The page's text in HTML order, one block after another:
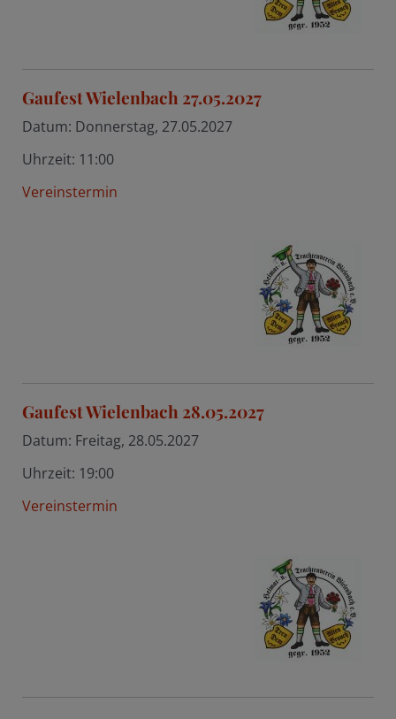
Gaufest Wielenbach 27.05.2027
Datum: Donnerstag, 27.05.2027
Uhrzeit: 11:00
Vereinstermin
Gaufest Wielenbach 28.05.2027
Datum: Freitag, 28.05.2027
Uhrzeit: 19:00
Vereinstermin